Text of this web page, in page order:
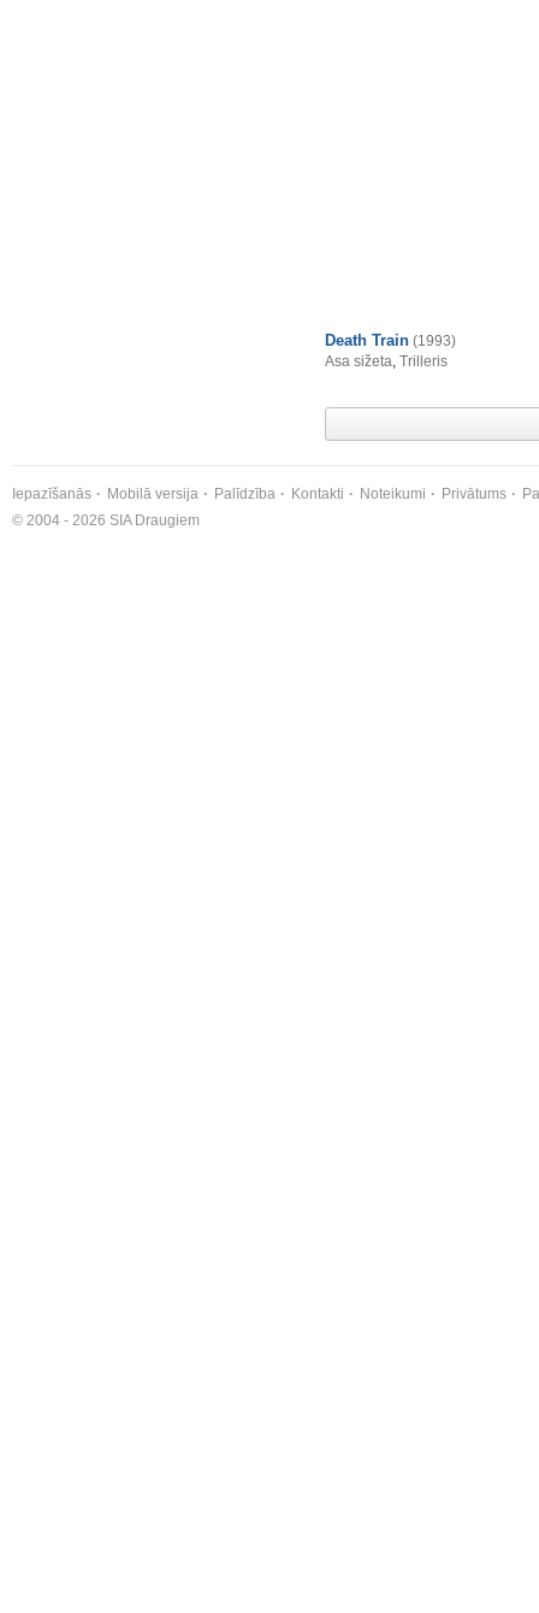
Death Train (1993)
Asa sižeta, Trilleris
Iepazīšanās Mobilā versija Palīdzība Kontakti Noteikumi Privātums
© 2004 - 2026 SIA Draugiem